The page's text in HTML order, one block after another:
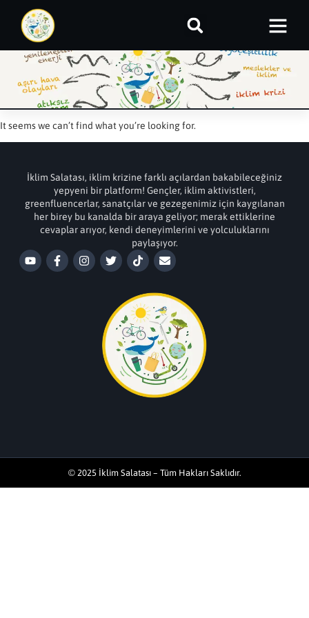
It seems we can’t find what you’re looking for.
İklim Salatası, iklim krizine farklı açılardan bakabileceğiniz
yepyeni bir platform! Gençler, iklim aktivistleri,
greenfluencerlar, sanatçılar ve gezegenimiz için kaygılanan
her birey bu kanalda bir araya geliyor; merak ettiklerine
cevaplar arıyor, kendi deneyimlerini ve yolculuklarını
paylaşıyor.
© 2025 İklim Salatası – Tüm Hakları Saklıdır.